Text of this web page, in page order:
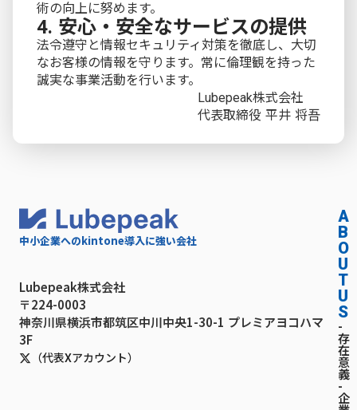
術の向上に努めます。
4. 安心・安全なサービスの提供
法令遵守と情報セキュリティ対策を徹底し、大切
なお客様の情報を守ります。常に倫理観を持った
誠実な事業活動を行います。
Lubepeak株式会社
代表取締役 平井 将吾
中小企業へのkintone導入に強い会社
Lubepeak株式会社
〒224-0003
神奈川県横浜市都筑区中川中央1-30-1 プレミアヨコハマ
3F
（代表Xアカウント）
A
B
O
U
T
U
S
-
存
在
意
義
-
企